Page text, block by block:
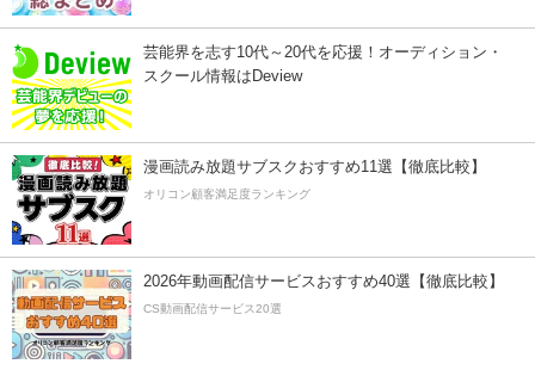
芸能界を志す10代～20代を応援！オーディション・
スクール情報はDeview
漫画読み放題サブスクおすすめ11選【徹底比較】
オリコン顧客満足度ランキング
2026年動画配信サービスおすすめ40選【徹底比較】
CS動画配信サービス20選